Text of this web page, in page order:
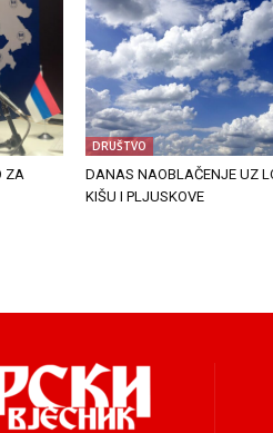
ZA
DRUŠTVO
DANAS NAOBLAČENJE UZ
KIŠU I PLJUSKOVE